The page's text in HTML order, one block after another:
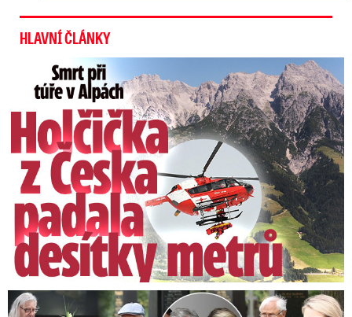
HLAVNÍ ČLÁNKY
Smrt Češky v Alpách: Zemřela při túře s rodiči
Speciální řečníci nad rakví Laurina: Rozbrečeli i dceru